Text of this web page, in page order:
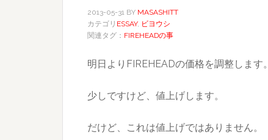
2013-05-31 BY MASASHITT
カテゴリ ESSAY, ビヨウシ
関連タグ： FIREHEADの事
明日よりFIREHEADの価格を調整します。
少しですけど、値上げします。
だけど、これは値上げではありません。